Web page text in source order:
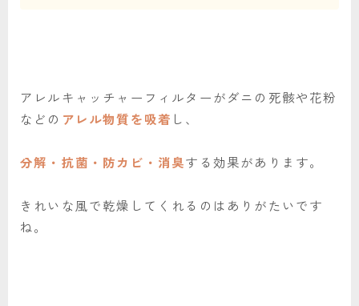
アレルキャッチャーフィルターがダニの死骸や花粉
などの アレル物質を吸着 し、
分解・抗菌・防カビ・消臭する効果があります。
きれいな風で乾燥してくれるのはありがたいです
ね。